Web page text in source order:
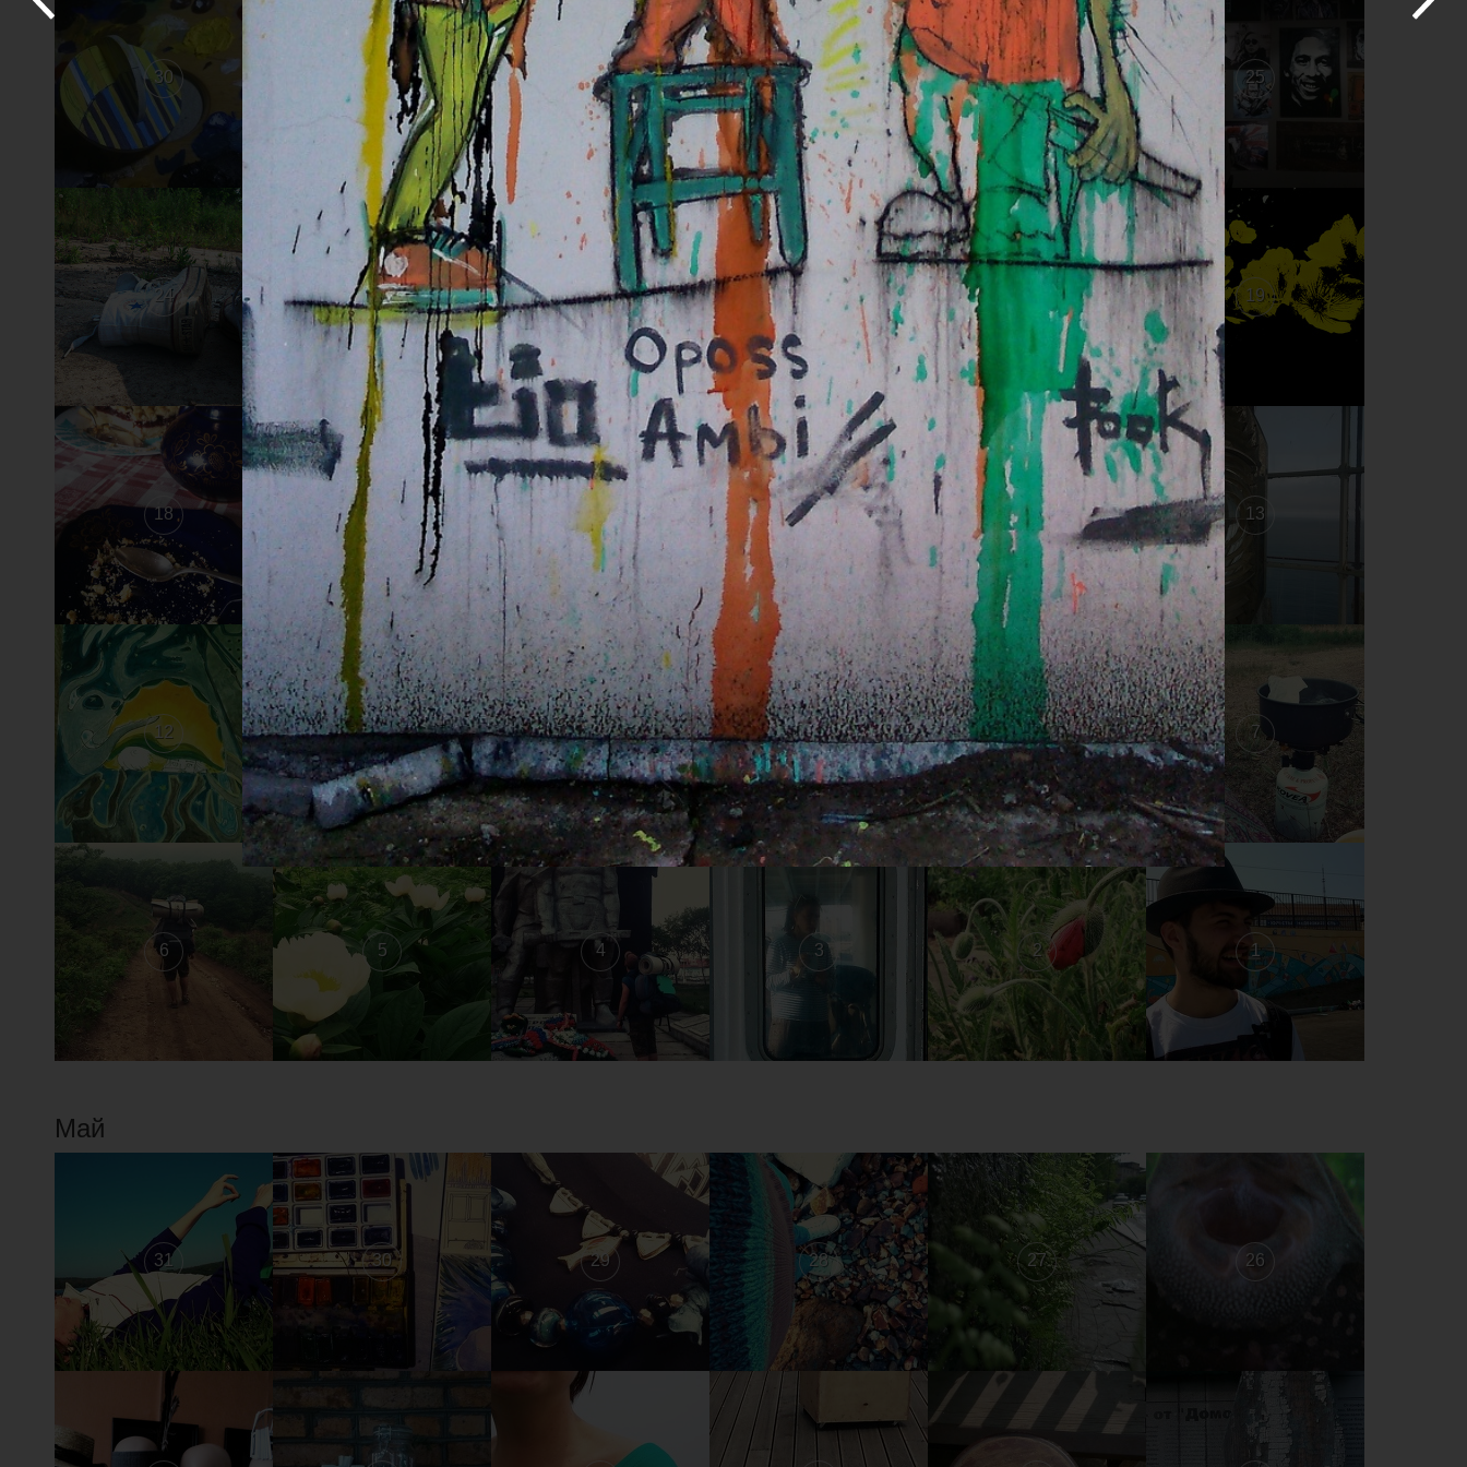
30 29 28 27 26 25
24 23 22 21 19
18 17 16 15 14 13
12 11 10 9 8 7
6 5 4 3 2 1
Май
31 30 29 28 27 26